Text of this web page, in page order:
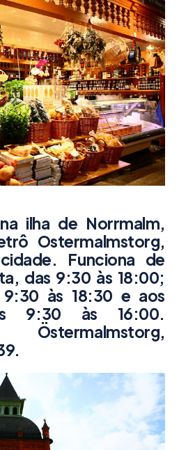
ilha de Norrmalm,
Ostermalmstorg,
Funciona de
das 9:30 às 18:00;
às 18:30 e aos
9:30 às 16:00.
Östermalmstorg,